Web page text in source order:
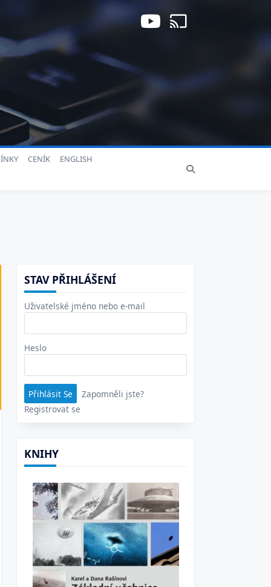
CENÍK
ENGLISH
STAV PŘIHLÁŠENÍ
Uživatelské jméno nebo e-mail
Heslo
Zapomněli jste?
Registrovat se
KNIHY